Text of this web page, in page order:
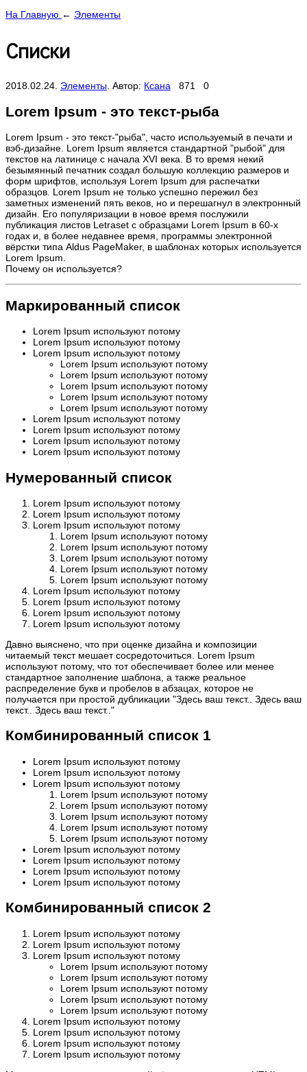
На Главную ← Элементы
Списки
2018.02.24. Элементы. Автор: Ксана 871 0
Lorem Ipsum - это текст-рыба
Lorem Ipsum - это текст-"рыба", часто используемый в печати и
вэб-дизайне. Lorem Ipsum является стандартной "рыбой" для
текстов на латинице с начала XVI века. В то время некий
безымянный печатник создал большую коллекцию размеров и
форм шрифтов, используя Lorem Ipsum для распечатки
образцов. Lorem Ipsum не только успешно пережил без
заметных изменений пять веков, но и перешагнул в электронный
дизайн. Его популяризации в новое время послужили
публикация листов Letraset с образцами Lorem Ipsum в 60-х
годах и, в более недавнее время, программы электронной
вёрстки типа Aldus PageMaker, в шаблонах которых используется
Lorem Ipsum.
Почему он используется?
Маркированный список
Lorem Ipsum используют потому
Lorem Ipsum используют потому
Lorem Ipsum используют потому
Lorem Ipsum используют потому
Lorem Ipsum используют потому
Lorem Ipsum используют потому
Lorem Ipsum используют потому
Lorem Ipsum используют потому
Lorem Ipsum используют потому
Lorem Ipsum используют потому
Lorem Ipsum используют потому
Lorem Ipsum используют потому
Нумерованный список
Lorem Ipsum используют потому
Lorem Ipsum используют потому
Lorem Ipsum используют потому
Lorem Ipsum используют потому
Lorem Ipsum используют потому
Lorem Ipsum используют потому
Lorem Ipsum используют потому
Lorem Ipsum используют потому
Lorem Ipsum используют потому
Lorem Ipsum используют потому
Lorem Ipsum используют потому
Lorem Ipsum используют потому
Давно выяснено, что при оценке дизайна и композиции
читаемый текст мешает сосредоточиться. Lorem Ipsum
используют потому, что тот обеспечивает более или менее
стандартное заполнение шаблона, а также реальное
распределение букв и пробелов в абзацах, которое не
получается при простой дубликации "Здесь ваш текст.. Здесь ваш
текст.. Здесь ваш текст.."
Комбинированный список 1
Lorem Ipsum используют потому
Lorem Ipsum используют потому
Lorem Ipsum используют потому
Lorem Ipsum используют потому
Lorem Ipsum используют потому
Lorem Ipsum используют потому
Lorem Ipsum используют потому
Lorem Ipsum используют потому
Lorem Ipsum используют потому
Lorem Ipsum используют потому
Lorem Ipsum используют потому
Lorem Ipsum используют потому
Комбинированный список 2
Lorem Ipsum используют потому
Lorem Ipsum используют потому
Lorem Ipsum используют потому
Lorem Ipsum используют потому
Lorem Ipsum используют потому
Lorem Ipsum используют потому
Lorem Ipsum используют потому
Lorem Ipsum используют потому
Lorem Ipsum используют потому
Lorem Ipsum используют потому
Lorem Ipsum используют потому
Lorem Ipsum используют потому